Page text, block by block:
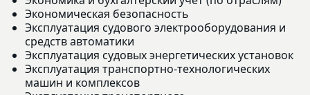
Экономическая безопасность
Эксплуатация судового электрооборудования и
средств автоматики
Эксплуатация судовых энергетических установок
Эксплуатация транспортно-технологических
машин и комплексов